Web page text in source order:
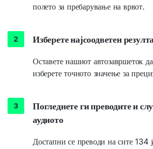
полето за пребарување на врвот.
Изберете најсоодветен
Оставете нашиот автозавршеток
изберете точното значење за
Погледнете ги преводите и
аудиото
Достапни се преводи на сите 134